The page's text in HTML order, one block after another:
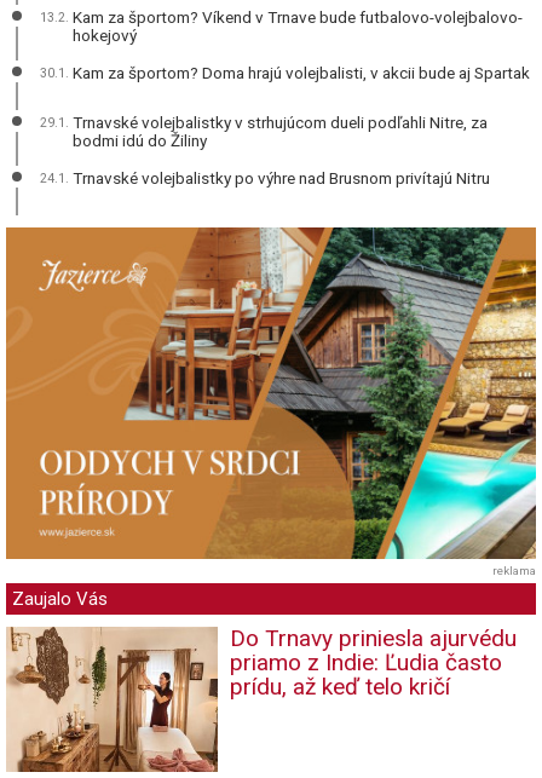
13.2. Kam za športom? Víkend v Trnave bude futbalovo-volejbalovo-
hokejový
30.1. Kam za športom? Doma hrajú volejbalisti, v akcii bude aj Spartak
29.1. Trnavské volejbalistky v strhujúcom dueli podľahli Nitre, za
bodmi idú do Žiliny
24.1. Trnavské volejbalistky po výhre nad Brusnom privítajú Nitru
reklama
Zaujalo Vás
Do Trnavy priniesla ajurvédu
priamo z Indie: Ľudia často
prídu, až keď telo kričí